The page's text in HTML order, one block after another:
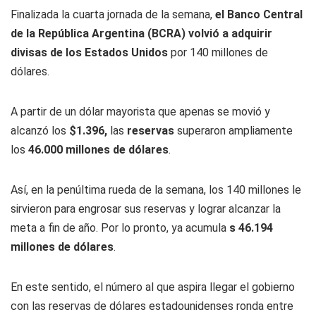
Finalizada la cuarta jornada de la semana, el Banco Central
de la República Argentina (BCRA) volvió a adquirir
divisas de los Estados Unidos por 140 millones de
dólares.
A partir de un dólar mayorista que apenas se movió y
alcanzó los $1.396, las reservas superaron ampliamente
los 46.000 millones de dólares.
Así, en la penúltima rueda de la semana, los 140 millones le
sirvieron para engrosar sus reservas y lograr alcanzar la
meta a fin de año. Por lo pronto, ya acumula s 46.194
millones de dólares.
En este sentido, el número al que aspira llegar el gobierno
con las reservas de dólares estadounidenses ronda entre